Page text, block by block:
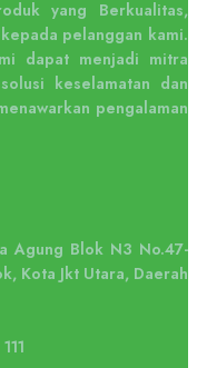
yang Berkualitas,
pelanggan kami.
dapat menjadi mitra
keselamatan dan
pengalaman
Agung Blok N3 No.47-
Kota Jkt Utara, Daerah